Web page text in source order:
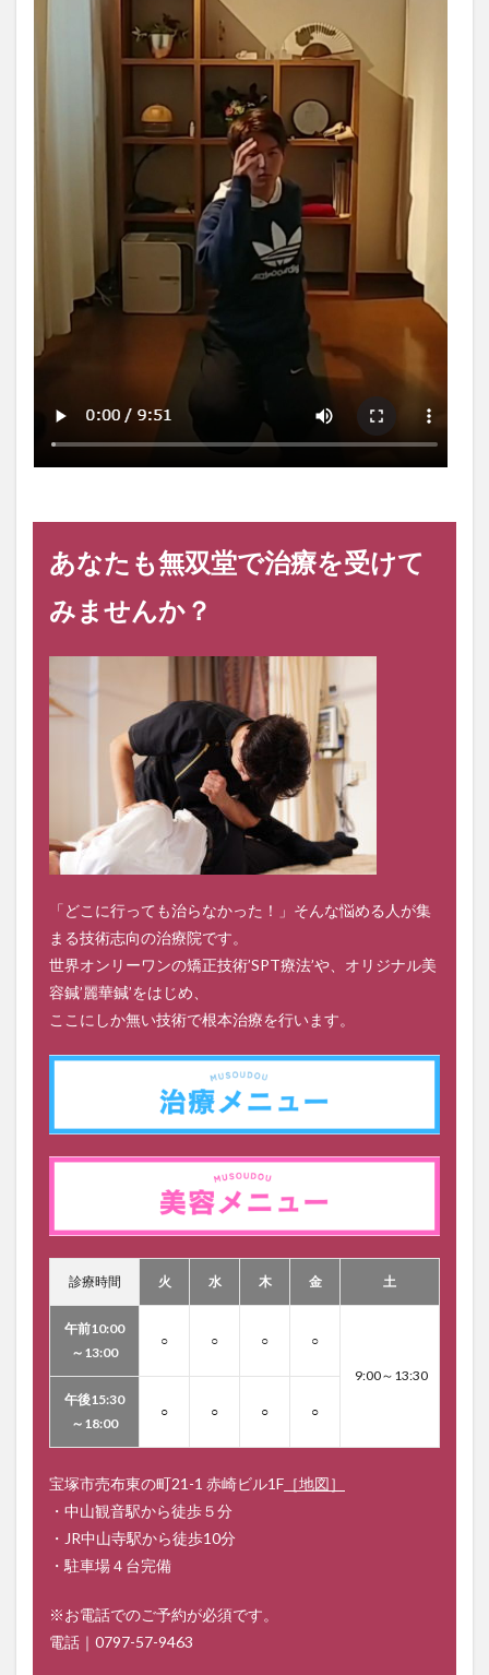
あなたも無双堂で治療を受けて
みませんか？
「どこに行っても治らなかった！」そんな悩める人が集
まる技術志向の治療院です。
世界オンリーワンの矯正技術’SPT療法’や、オリジナル美
容鍼’麗華鍼’をはじめ、
ここにしか無い技術で根本治療を行います。
診療時間 火 水 木 金 土
午前10:00
～13:00
○ ○ ○ ○
9:00～13:30
午後15:30
～18:00
○ ○ ○ ○
宝塚市売布東の町21-1 赤崎ビル1F ［地図］
・中山観音駅から徒歩５分
・JR中山寺駅から徒歩10分
・駐車場４台完備
※お電話でのご予約が必須です。
電話｜ 0797-57-9463